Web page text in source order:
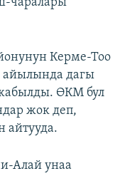
чаралары
Керме-Тоо
айылында дагы
ӨКМ бул
жок деп,
айтууда.
Алай унаа